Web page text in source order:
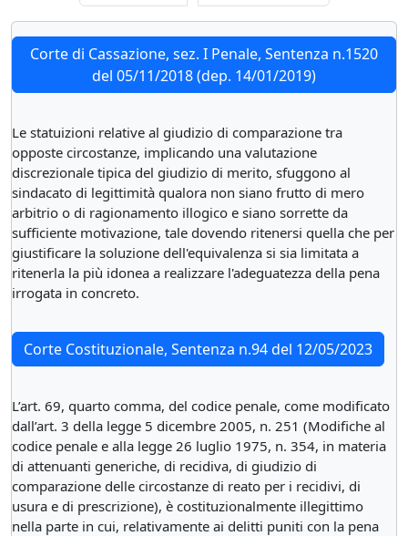
Corte di Cassazione, sez. I Penale, Sentenza n.1520
del 05/11/2018 (dep. 14/01/2019)
Le statuizioni relative al giudizio di comparazione tra
opposte circostanze, implicando una valutazione
discrezionale tipica del giudizio di merito, sfuggono al
sindacato di legittimità qualora non siano frutto di mero
arbitrio o di ragionamento illogico e siano sorrette da
sufficiente motivazione, tale dovendo ritenersi quella che per
giustificare la soluzione dell'equivalenza si sia limitata a
ritenerla la più idonea a realizzare l'adeguatezza della pena
irrogata in concreto.
Corte Costituzionale, Sentenza n.94 del 12/05/2023
L’art. 69, quarto comma, del codice penale, come modificato
dall’art. 3 della legge 5 dicembre 2005, n. 251 (Modifiche al
codice penale e alla legge 26 luglio 1975, n. 354, in materia
di attenuanti generiche, di recidiva, di giudizio di
comparazione delle circostanze di reato per i recidivi, di
usura e di prescrizione), è costituzionalmente illegittimo
nella parte in cui, relativamente ai delitti puniti con la pena